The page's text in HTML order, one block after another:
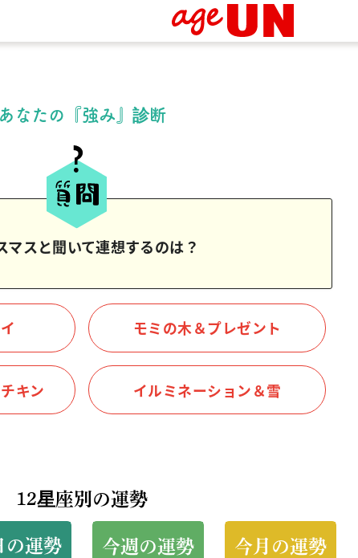
あなたの『強み』診断
マスと聞いて連想するのは？
モミの木＆プレゼント
キン イルミネーション＆雪
12星座別の運勢
の運勢 今週の運勢 今月の運勢